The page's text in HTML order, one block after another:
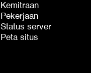
Kemitraan
Pekerjaan
Status server
Peta situs